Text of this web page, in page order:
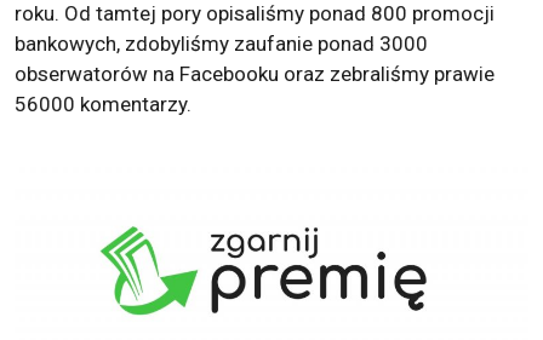
roku. Od tamtej pory opisaliśmy ponad 800 promocji
bankowych, zdobyliśmy zaufanie ponad 3000
obserwatorów na Facebooku oraz zebraliśmy prawie
56000 komentarzy.